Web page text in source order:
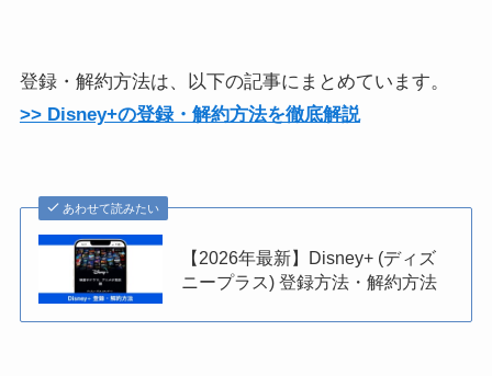
登録・解約方法は、以下の記事にまとめています。
>> Disney+の登録・解約方法を徹底解説
あわせて読みたい
【2026年最新】Disney+ (ディズ
ニープラス) 登録方法・解約方法